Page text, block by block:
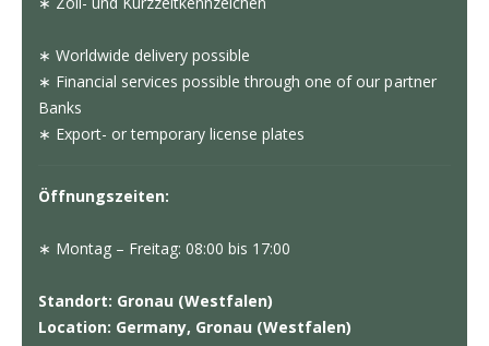
∗ Worldwide delivery possible
∗ Financial services possible through one of our partner
Banks
∗ Export- or temporary license plates
Öffnungszeiten:
∗ Montag – Freitag: 08:00 bis 17:00
Standort: Gronau (Westfalen)
Location: Germany, Gronau (Westfalen)